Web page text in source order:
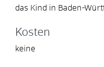
das Kind in Baden-
Kosten
keine